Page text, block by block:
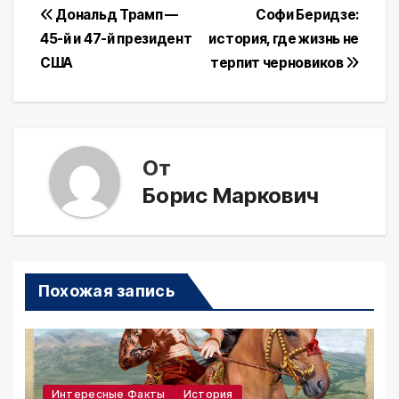
Навигация
по
записям
Софи Беридзе:
история, где жизнь не
терпит черновиков
Дональд Трамп —
45-й и 47-й президент
США
От
Борис Маркович
Похожая запись
Интересные Факты История